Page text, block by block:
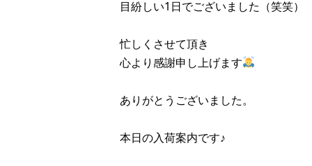
目紛しい1日でございました（笑笑）
忙しくさせて頂き
心より感謝申し上げます
ありがとうございました。
本日の入荷案内です♪